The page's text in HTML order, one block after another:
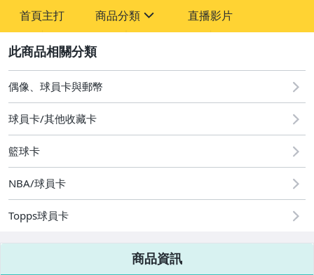
首頁主打 商品分類
偶像、球員卡與郵幣
直播影片
偶像、球員卡與郵幣
球員卡/其他收藏卡
籃球卡
NBA/球員卡
Topps球員卡
商品資訊